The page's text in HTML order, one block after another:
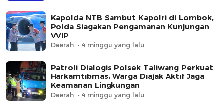
Kapolda NTB Sambut Kapolri di Lombok,
Polda Siagakan Pengamanan Kunjungan
VVIP
Daerah 4 minggu yang lalu
Patroli Dialogis Polsek Taliwang Perkuat
Harkamtibmas, Warga Diajak Aktif Jaga
Keamanan Lingkungan
Daerah 4 minggu yang lalu